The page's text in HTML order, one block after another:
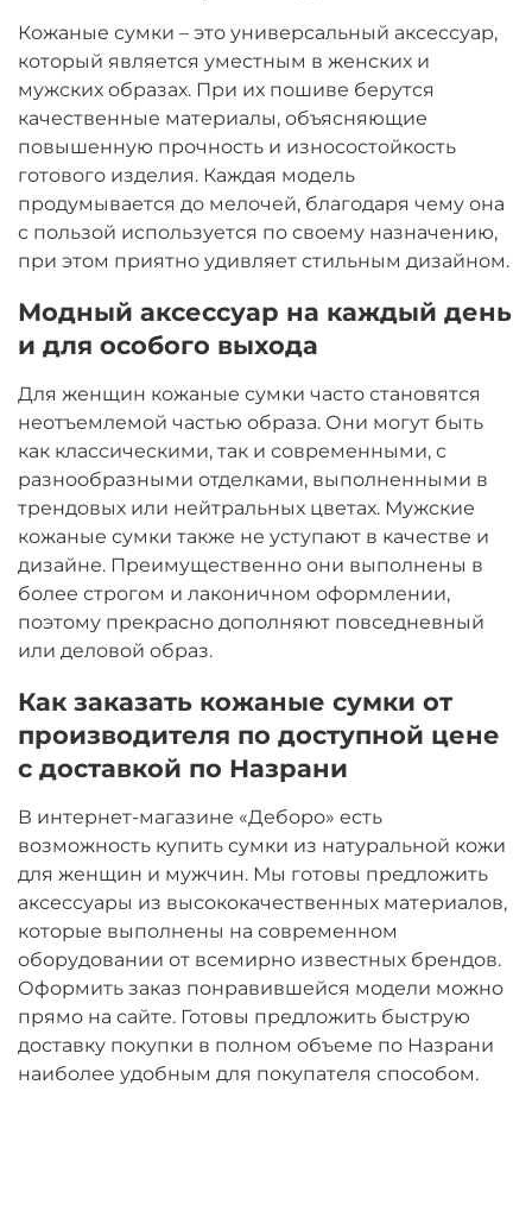
Кожаные сумки – это универсальный аксессуар,
который является уместным в женских и
мужских образах. При их пошиве берутся
качественные материалы, объясняющие
повышенную прочность и износостойкость
готового изделия. Каждая модель
продумывается до мелочей, благодаря чему она
с пользой используется по своему назначению,
при этом приятно удивляет стильным дизайном.
Модный аксессуар на каждый день
и для особого выхода
Для женщин кожаные сумки часто становятся
неотъемлемой частью образа. Они могут быть
как классическими, так и современными, с
разнообразными отделками, выполненными в
трендовых или нейтральных цветах. Мужские
кожаные сумки также не уступают в качестве и
дизайне. Преимущественно они выполнены в
более строгом и лаконичном оформлении,
поэтому прекрасно дополняют повседневный
или деловой образ.
Как заказать кожаные сумки от
производителя по доступной цене
с доставкой по Назрани
В интернет-магазине «Деборо» есть
возможность купить сумки из натуральной кожи
для женщин и мужчин. Мы готовы предложить
аксессуары из высококачественных материалов,
которые выполнены на современном
оборудовании от всемирно известных брендов.
Оформить заказ понравившейся модели можно
прямо на сайте. Готовы предложить быструю
доставку покупки в полном объеме по Назрани
наиболее удобным для покупателя способом.